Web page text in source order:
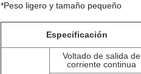
*Peso ligero y tamaño pequeño
Especificación
Voltado de salida de
corriente continua